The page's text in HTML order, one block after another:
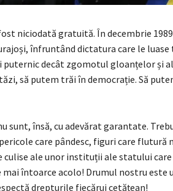
niciodată gratuită. În decembrie
înfruntând dictatura care le
puternic decât zgomotul gloanțelor și
să putem trăi în democrație. Să
sunt, însă, cu adevărat garantate.
pericole care pândesc, figuri care
culise ale unor instituții ale statului
întoarce acolo! Drumul nostru este
drepturile fiecărui cetățean!